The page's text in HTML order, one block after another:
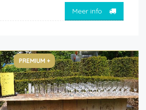
Meer info
PREMIUM +